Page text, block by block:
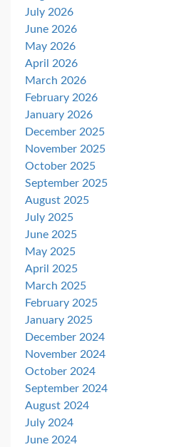
July 2026
June 2026
May 2026
April 2026
March 2026
February 2026
January 2026
December 2025
November 2025
October 2025
September 2025
August 2025
July 2025
June 2025
May 2025
April 2025
March 2025
February 2025
January 2025
December 2024
November 2024
October 2024
September 2024
August 2024
July 2024
June 2024